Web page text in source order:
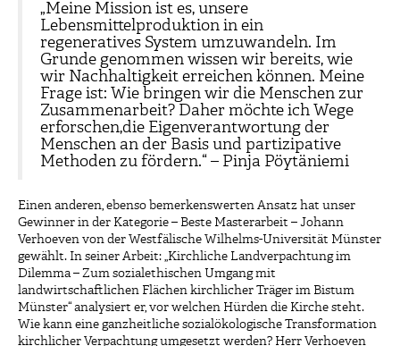
„Meine Mission ist es, unsere
Lebensmittelproduktion in ein
regeneratives System umzuwandeln. Im
Grunde genommen wissen wir bereits, wie
wir Nachhaltigkeit erreichen können. Meine
Frage ist: Wie bringen wir die Menschen zur
Zusammenarbeit? Daher möchte ich Wege
erforschen,die Eigenverantwortung der
Menschen an der Basis und partizipative
Methoden zu fördern.“ – Pinja Pöytäniemi
Einen anderen, ebenso bemerkenswerten Ansatz hat unser
Gewinner in der Kategorie – Beste Masterarbeit – Johann
Verhoeven von der Westfälische Wilhelms-Universität Münster
gewählt. In seiner Arbeit: „Kirchliche Landverpachtung im
Dilemma – Zum sozialethischen Umgang mit
landwirtschaftlichen Flächen kirchlicher Träger im Bistum
Münster“ analysiert er, vor welchen Hürden die Kirche steht.
Wie kann eine ganzheitliche sozialökologische Transformation
kirchlicher Verpachtung umgesetzt werden? Herr Verhoeven